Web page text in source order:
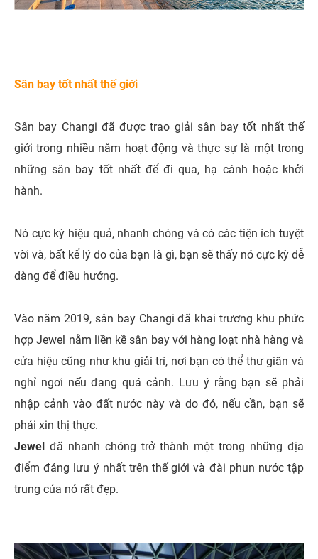
Sân bay tốt nhất thế giới
Sân bay Changi đã được trao giải sân bay tốt nhất thế
giới trong nhiều năm hoạt động và thực sự là một trong
những sân bay tốt nhất để đi qua, hạ cánh hoặc khởi
hành.
Nó cực kỳ hiệu quả, nhanh chóng và có các tiện ích tuyệt
vời và, bất kể lý do của bạn là gì, bạn sẽ thấy nó cực kỳ dễ
dàng để điều hướng.
Vào năm 2019, sân bay Changi đã khai trương khu phức
hợp Jewel nằm liền kề sân bay với hàng loạt nhà hàng và
cửa hiệu cũng như khu giải trí, nơi bạn có thể thư giãn và
nghỉ ngơi nếu đang quá cảnh. Lưu ý rằng bạn sẽ phải
nhập cảnh vào đất nước này và do đó, nếu cần, bạn sẽ
phải xin thị thực.
Jewel đã nhanh chóng trở thành một trong những địa
điểm đáng lưu ý nhất trên thế giới và đài phun nước tập
trung của nó rất đẹp.